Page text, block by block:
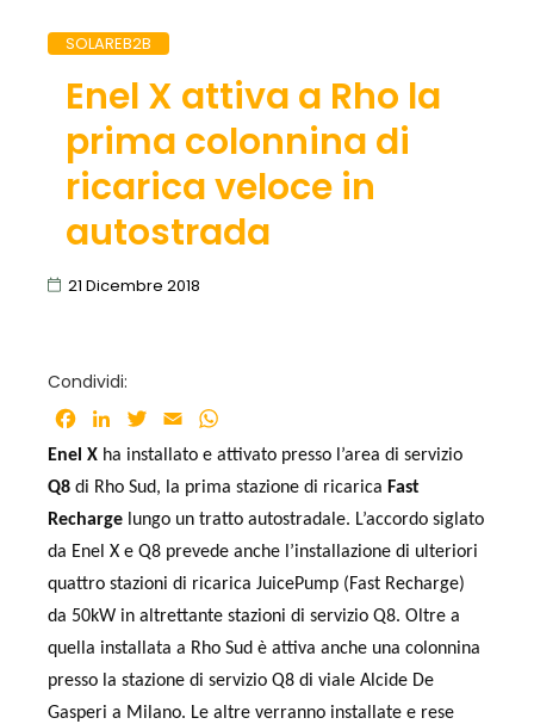
SOLAREB2B
Enel X attiva a Rho la
prima colonnina di
ricarica veloce in
autostrada
21 Dicembre 2018
Condividi:
Facebook
LinkedInTwitter
Email
Enel X ha installato e attivato presso l’area di servizio
Q8 di Rho Sud, la prima stazione di ricarica Fast
Recharge lungo un tratto autostradale. L’accordo siglato
da Enel X e Q8 prevede anche l’installazione di ulteriori
quattro stazioni di ricarica JuicePump (Fast Recharge)
da 50kW in altrettante stazioni di servizio Q8. Oltre a
quella installata a Rho Sud è attiva anche una colonnina
presso la stazione di servizio Q8 di viale Alcide De
Gasperi a Milano. Le altre verranno installate e rese